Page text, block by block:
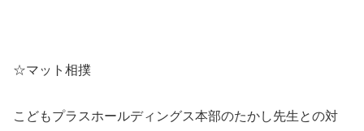
☆マット相撲
こどもプラスホールディングス本部のたかし先生との対